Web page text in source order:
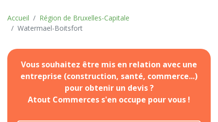
Accueil
Région de Bruxelles-Capitale
Watermael-Boitsfort
Vous souhaitez être mis en relation avec une
entreprise (construction, santé, commerce...)
pour obtenir un devis ?
Atout Commerces s'en occupe pour vous !